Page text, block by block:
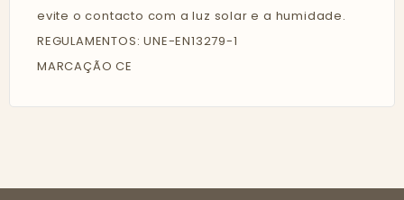
evite o contacto com a luz solar e a humidade.
REGULAMENTOS: UNE-EN13279-1
MARCAÇÃO CE